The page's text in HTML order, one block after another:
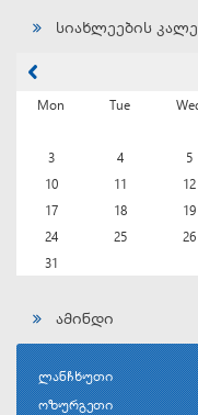
სიახლეების
Mon
Tue
3
4 5
10
11 12
17
18 19
24
25 26
31
ამინდი
ლანჩხუთი
ოზურგეთი